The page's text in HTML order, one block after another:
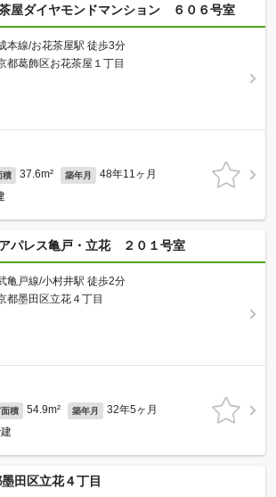
屋ダイヤモンドマンション ６０６号室
本線/お花茶屋駅 徒歩3分
都葛飾区お花茶屋１丁目
積 37.6m² 築年月 48年11ヶ月
パレス亀戸・立花 ２０１号室
亀戸線/小村井駅 徒歩2分
都墨田区立花４丁目
積 54.9m² 築年月 32年5ヶ月
田区立花４丁目